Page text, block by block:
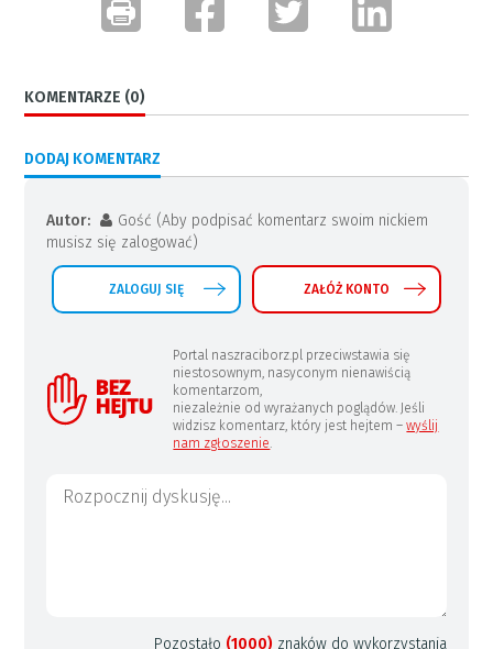
KOMENTARZE (0)
DODAJ KOMENTARZ
Autor:
Gość (Aby podpisać komentarz swoim nickiem
musisz się zalogować)
ZALOGUJ SIĘ ZAŁÓŻ KONTO
Portal naszraciborz.pl przeciwstawia się
niestosownym, nasyconym nienawiścią
komentarzom,
niezależnie od wyrażanych poglądów. Jeśli
widzisz komentarz, który jest hejtem –wyślij
nam zgłoszenie
Pozostało (1000) znaków do wykorzystania